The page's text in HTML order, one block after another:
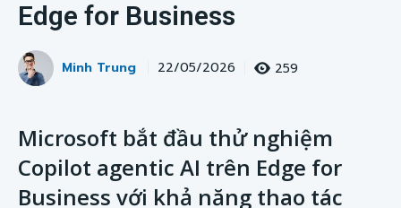
Edge for Business
Minh Trung 22/05/2026 259
Microsoft bắt đầu thử nghiệm
Copilot agentic AI trên Edge for
Business với khả năng thao tác